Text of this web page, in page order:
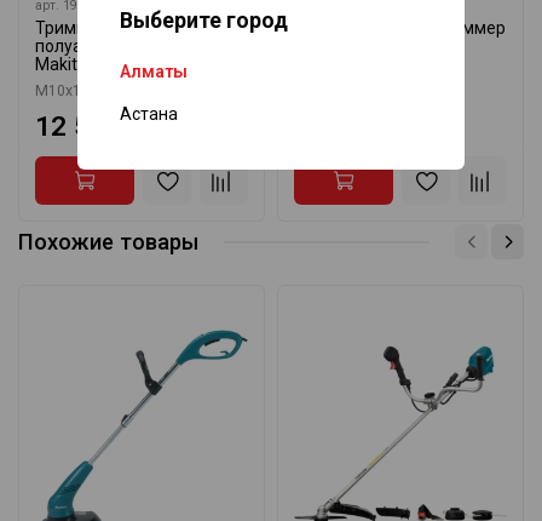
Выберите город
Алматы
Астана
арт. 191D89-4
Триммерная головка
полуавтоматическая
Makita 191D89-4
М10х1,25LH, 2 мм,
12 535 ₸
Аккумуляторный триммер
Похожие товары